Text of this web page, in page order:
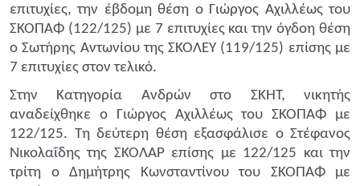
επιτυχίες, την έβδομη θέση ο Γιώργος Αχιλλέως του
ΣΚΟΠΑΦ (122/125) με 7 επιτυχίες και την όγδοη θέση
ο Σωτήρης Αντωνίου της ΣΚΟΛΕΥ (119/125) επίσης με
7 επιτυχίες στον τελικό.
Στην Κατηγορία Ανδρών στο ΣΚΗΤ, νικητής
αναδείχθηκε ο Γιώργος Αχιλλέως του ΣΚΟΠΑΦ με
122/125. Τη δεύτερη θέση εξασφάλισε ο Στέφανος
Νικολαΐδης της ΣΚΟΛΑΡ επίσης με 122/125 και την
τρίτη ο Δημήτρης Κωνσταντίνου του ΣΚΟΠΑΦ με